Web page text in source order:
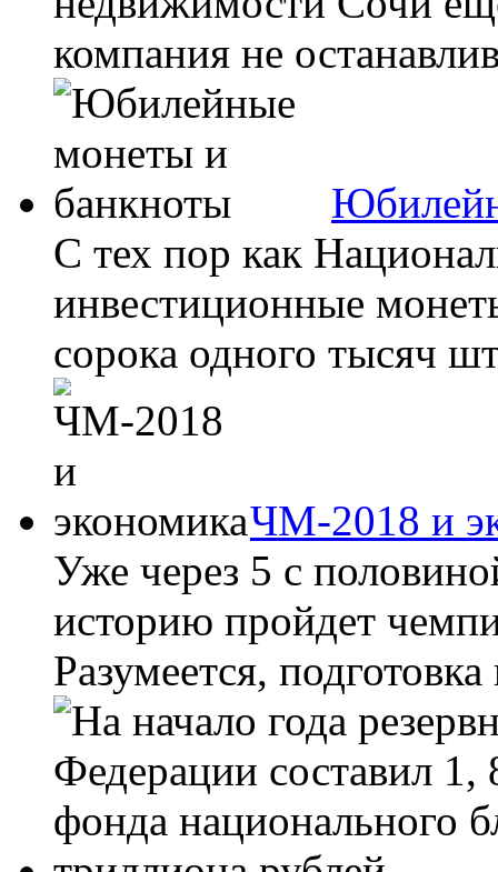
компания не
С тех пор как
инвестиционные
сорока одного тысяч
ЧМ-2018 и
Уже через 5 с
историю пройдет
Разумеется,